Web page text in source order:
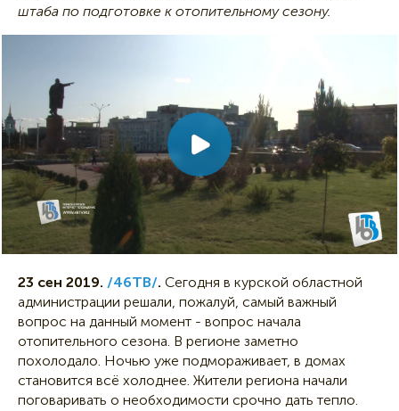
штаба по подготовке к отопительному сезону.
23 сен 2019. /46ТВ/. Сегодня в курской областной
администрации решали, пожалуй, самый важный
вопрос на данный момент - вопрос начала
отопительного сезона. В регионе заметно
похолодало. Ночью уже подмораживает, в домах
становится всё холоднее. Жители региона начали
поговаривать о необходимости срочно дать тепло.